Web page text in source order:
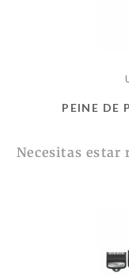
PEINE DE
Necesitas estar